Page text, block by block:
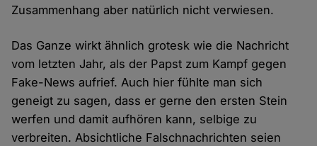
Zusammenhang aber natürlich nicht verwiesen.
Das Ganze wirkt ähnlich grotesk wie die Nachricht
vom letzten Jahr, als der Papst zum Kampf gegen
Fake-News aufrief. Auch hier fühlte man sich
geneigt zu sagen, dass er gerne den ersten Stein
werfen und damit aufhören kann, selbige zu
verbreiten. Absichtliche Falschnachrichten seien